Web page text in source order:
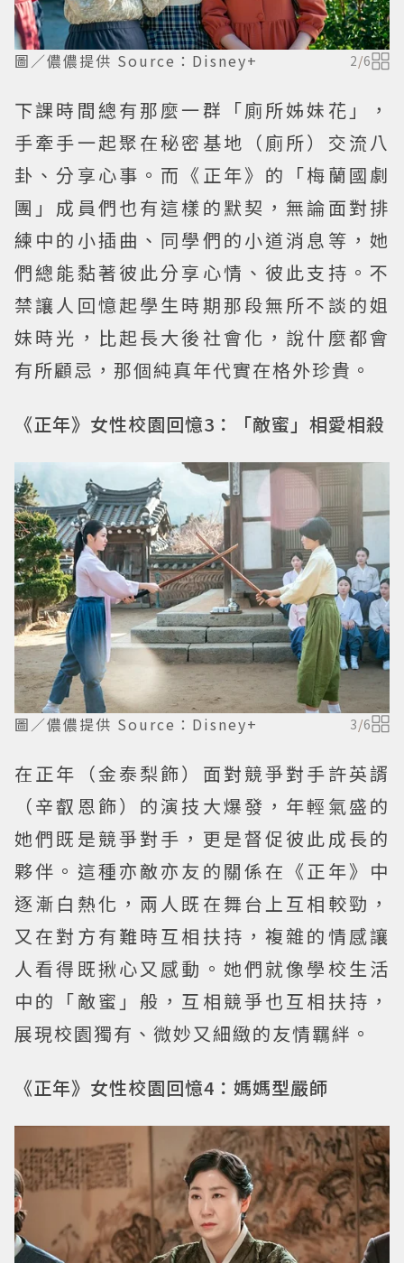
圖／儂儂提供 Source：Disney+ 2/6
下課時間總有那麼一群「廁所姊妹花」，
手牽手一起聚在秘密基地（廁所）交流八
卦、分享心事。而《正年》的「梅蘭國劇
團」成員們也有這樣的默契，無論面對排
練中的小插曲、同學們的小道消息等，她
們總能黏著彼此分享心情、彼此支持。不
禁讓人回憶起學生時期那段無所不談的姐
妹時光，比起長大後社會化，說什麼都會
有所顧忌，那個純真年代實在格外珍貴。
《正年》女性校園回憶3：「敵蜜」相愛相殺
圖／儂儂提供 Source：Disney+ 3/6
在正年（金泰梨飾）面對競爭對手許英諝
（辛叡恩飾）的演技大爆發，年輕氣盛的
她們既是競爭對手，更是督促彼此成長的
夥伴。這種亦敵亦友的關係在《正年》中
逐漸白熱化，兩人既在舞台上互相較勁，
又在對方有難時互相扶持，複雜的情感讓
人看得既揪心又感動。她們就像學校生活
中的「敵蜜」般，互相競爭也互相扶持，
展現校園獨有、微妙又細緻的友情羈絆。
《正年》女性校園回憶4：媽媽型嚴師